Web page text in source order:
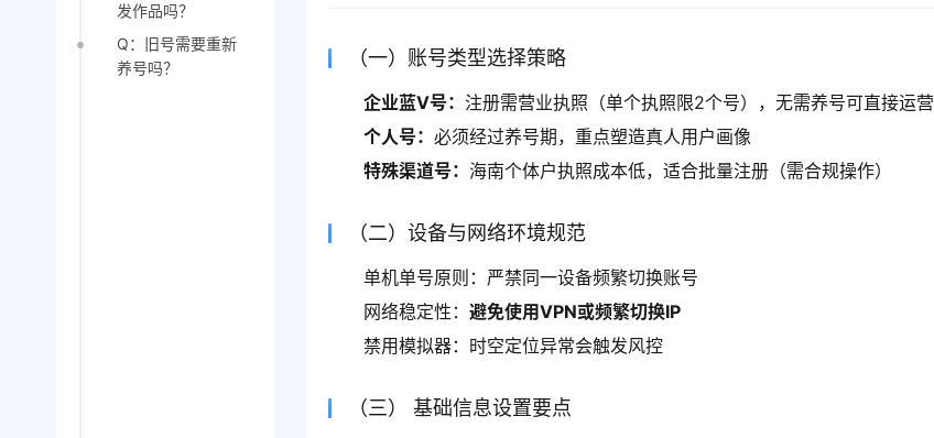
发作品吗？
Q：旧号需要重新
养号吗？
（一）账号类型选择策略
企业蓝V号：注册需营业执照（单个执照限2个号），无需养号可直接运营
个人号：必须经过养号期，重点塑造真人用户画像
特殊渠道号： 海南个体户执照成本低，适合批量注册（需合规操作）
（二）设备与网络环境规范
单机单号原则：严禁同一设备频繁切换账号
网络稳定性：避免使用VPN或频繁切换IP
禁用模拟器：时空定位异常会触发风控
（三） 基础信息设置要点